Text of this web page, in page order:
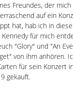
Freundes, der
auf ein
hat, hab ich in
für mich
"Glory" und "An
von ihm anhören.
für sein Konzert
gekauft.